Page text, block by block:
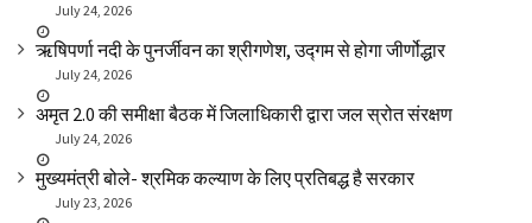
July 24, 2026
ऋषिपर्णा नदी के पुनर्जीवन का श्रीगणेश, उद्गम से होगा जीर्णोद्धार
July 24, 2026
अमृत 2.0 की समीक्षा बैठक में जिलाधिकारी द्वारा जल स्रोत संरक्षण
July 24, 2026
मुख्यमंत्री बोले- श्रमिक कल्याण के लिए प्रतिबद्ध है सरकार
July 23, 2026